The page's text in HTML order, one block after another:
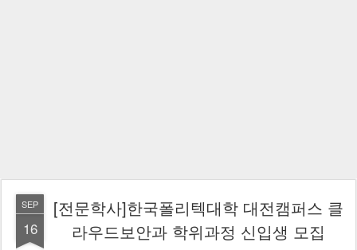
SEP
16
[전문학사]한국폴리텍대학 대전캠퍼스 클
라우드보안과 학위과정 신입생 모집